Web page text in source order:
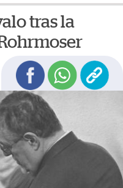
tras la